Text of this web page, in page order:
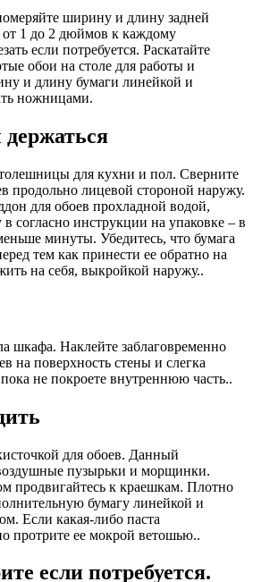
ширину и длину задней
от 1 до 2 дюймов к каждому
если потребуется. Раскатайте
обои на столе для работы и
и длину бумаги линейкой и
ножницами.
для кухни и пол. Сверните
продольно лицевой стороной наружу.
для обоев прохладной водой,
согласно инструкции на упаковке – в
минуты. Убедитесь, что бумага
тем как принести ее обратно на
на себя, выкройкой наружу..
шкафа. Наклейте заблаговременно
на поверхность стены и слегка
пока не покроете внутреннюю часть..
для обоев. Данный
пузырьки и морщинки.
продвигайтесь к краешкам. Плотно
бумагу линейкой и
Если какая-либо паста
протрите ее мокрой ветошью..
если потребуется.